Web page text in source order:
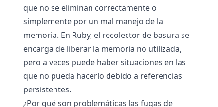
que no se eliminan correctamente o
simplemente por un mal manejo de la
memoria. En Ruby, el recolector de basura se
encarga de liberar la memoria no utilizada,
pero a veces puede haber situaciones en las
que no pueda hacerlo debido a referencias
persistentes.
¿Por qué son problemáticas las fugas de